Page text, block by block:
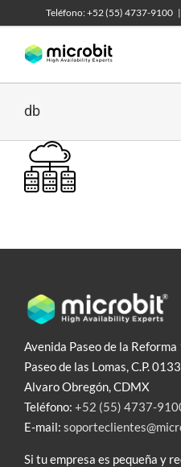
to
content
Teléfono: +52 (55) 4737-9100 |
db
Avenida Paseo de la Reforma
Paseo de las Lomas, C.P.
Alvaro Obregón, CDMX
Teléfono: +52 (55) 4737-
E-mail:
Si tu empresa es pequeña y